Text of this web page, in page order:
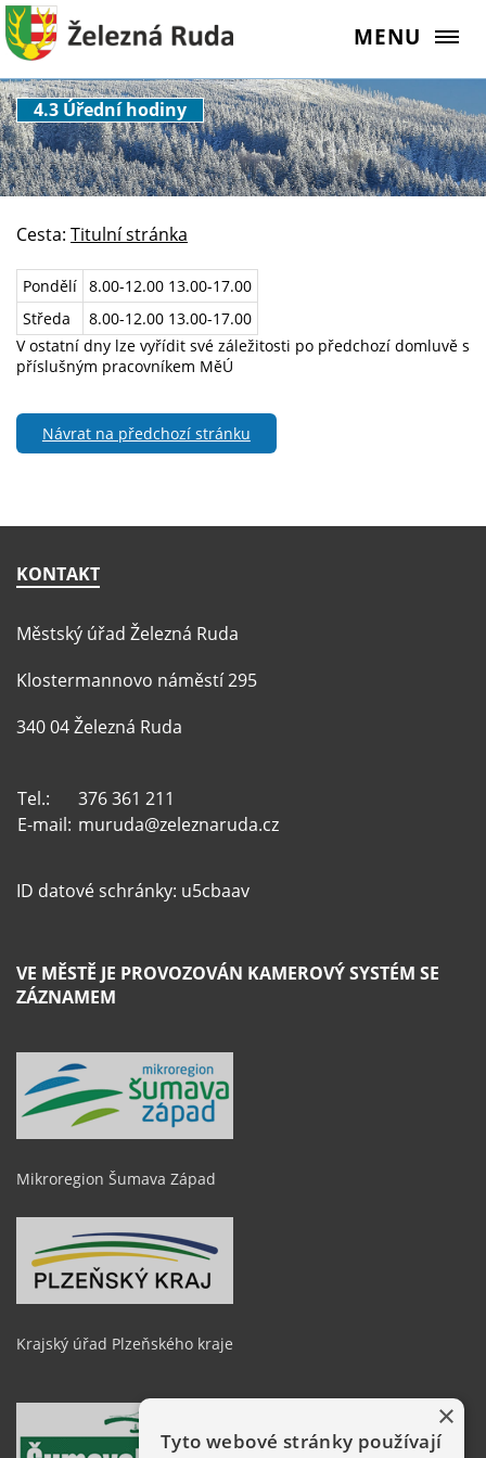
MENU
4.3 Úřední hodiny
Cesta: Titulní stránka
Pondělí 8.00-12.00 13.00-17.00
Středa
8.00-12.00 13.00-17.00
V ostatní dny lze vyřídit své záležitosti po předchozí domluvě s
příslušným pracovníkem MěÚ
Návrat na předchozí stránku
KONTAKT
Městský úřad Železná Ruda
Klostermannovo náměstí 295
340 04 Železná Ruda
Tel.:
376 361 211
E-mail: muruda@zeleznaruda.cz
ID datové schránky: u5cbaav
VE MĚSTĚ JE PROVOZOVÁN KAMEROVÝ SYSTÉM SE
ZÁZNAMEM
Mikroregion Šumava Západ
Krajský úřad Plzeňského kraje
×
Tyto webové stránky používají